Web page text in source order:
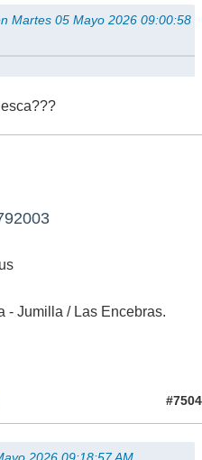
Martes 05 Mayo 2026 09:00:58
- Jumilla / Las Encebras.
#7504
2026 09:18:57 AM